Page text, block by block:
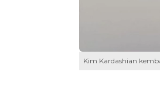
Kim Kardashian